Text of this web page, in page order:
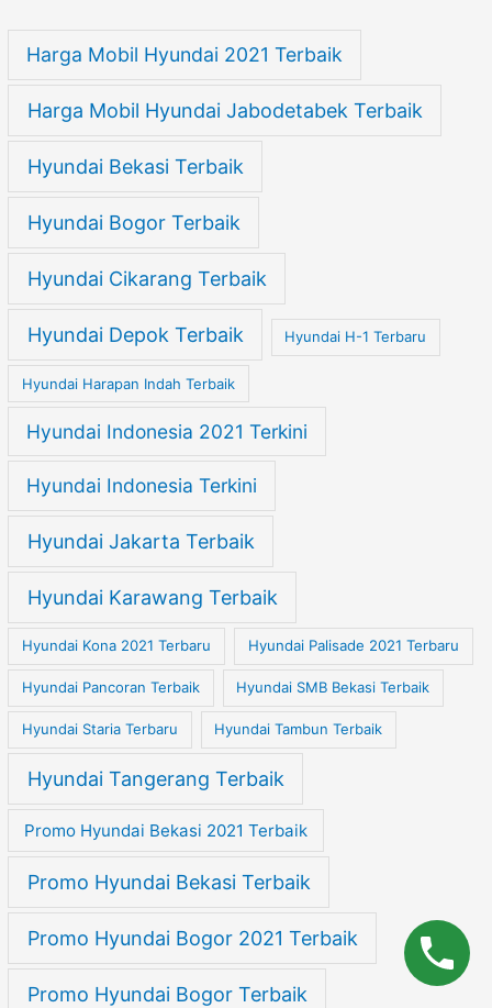
Harga Mobil Hyundai 2021 Terbaik
Harga Mobil Hyundai Jabodetabek Terbaik
Hyundai Bekasi Terbaik
Hyundai Bogor Terbaik
Hyundai Cikarang Terbaik
Hyundai Depok Terbaik Hyundai H-1 Terbaru
Hyundai Harapan Indah Terbaik
Hyundai Indonesia 2021 Terkini
Hyundai Indonesia Terkini
Hyundai Jakarta Terbaik
Hyundai Karawang Terbaik
Hyundai Kona 2021 Terbaru Hyundai Palisade 2021 Terbaru
Hyundai Pancoran Terbaik Hyundai SMB Bekasi Terbaik
Hyundai Staria Terbaru Hyundai Tambun Terbaik
Hyundai Tangerang Terbaik
Promo Hyundai Bekasi 2021 Terbaik
Promo Hyundai Bekasi Terbaik
Promo Hyundai Bogor 2021 Terbaik
Promo Hyundai Bogor Terbaik